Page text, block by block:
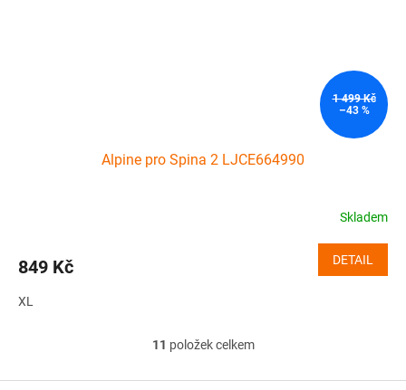
1 499 Kč
–43 %
Alpine pro Spina 2 LJCE664990
Skladem
849 Kč DETAIL
XL
O
11 položek celkem